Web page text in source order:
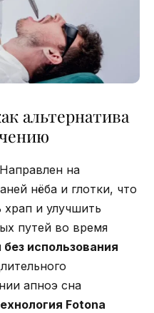
альтернатива
Направлен на
нёба и глотки, что
и улучшить
путей во время
использования
апноэ сна
Fotona